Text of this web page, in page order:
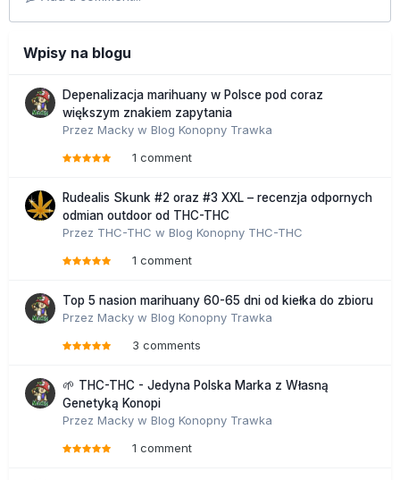
Wpisy na blogu
Depenalizacja marihuany w Polsce pod coraz
większym znakiem zapytania
Przez Macky w Blog Konopny Trawka
1 comment
Rudealis Skunk #2 oraz #3 XXL – recenzja odpornych
odmian outdoor od THC-THC
Przez THC-THC w Blog Konopny THC-THC
1 comment
Top 5 nasion marihuany 60-65 dni od kiełka do zbioru
Przez Macky w Blog Konopny Trawka
3 comments
🌱 THC-THC - Jedyna Polska Marka z Własną
Genetyką Konopi
Przez Macky w Blog Konopny Trawka
1 comment